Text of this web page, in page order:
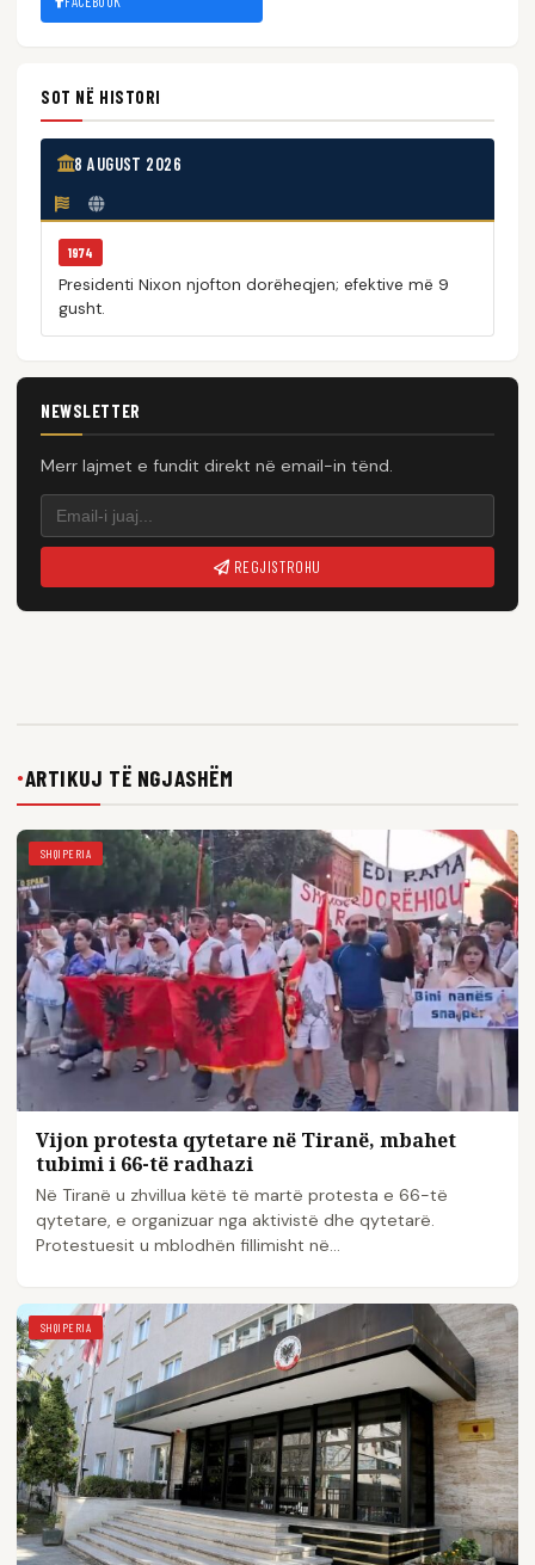
SOT NË HISTORI
8 AUGUST 2026
1974
Presidenti Nixon njofton dorëheqjen; efektive më 9
gusht.
NEWSLETTER
Merr lajmet e fundit direkt në email-in tënd.
REGJISTROHU
●ARTIKUJ TË NGJASHËM
SHQIPERIA
Vijon protesta qytetare në Tiranë, mbahet
tubimi i 66-të radhazi
Në Tiranë u zhvillua këtë të martë protesta e 66-të
qytetare, e organizuar nga aktivistë dhe qytetarë.
Protestuesit u mblodhën fillimisht në…
SHQIPERIA